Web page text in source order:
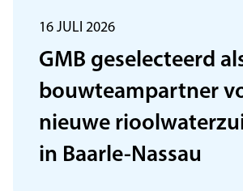
GMB geselecteerd
bouwteampartner
nieuwe
in Baarle-Nassau
16 JULI 2026